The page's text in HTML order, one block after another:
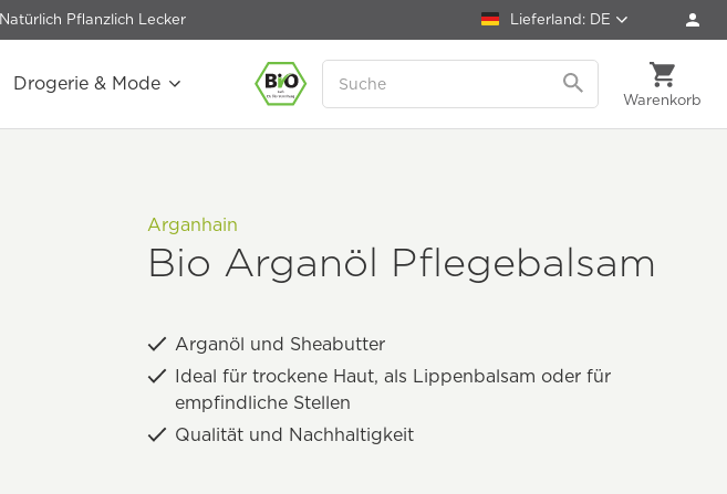
Natürlich Pflanzlich Lecker Lieferland: DE
Warenkorb
Drogerie & Mode
Arganhain
Bio Arganöl Pflegebalsam
Arganöl und Sheabutter
Ideal für trockene Haut, als Lippenbalsam oder für
empfindliche Stellen
Qualität und Nachhaltigkeit